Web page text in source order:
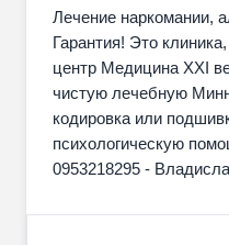
Лечение наркомании,
Гарантия! Это
центр Медицина ХХI
чистую лечебную
кодировка или
психологическую
0953218295 -